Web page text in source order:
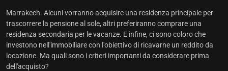
Marrakech. Alcuni vorranno acquisire una residenza principale per
trascorrere la pensione al sole, altri preferiranno comprare una
residenza secondaria per le vacanze. E infine, ci sono coloro che
investono nell'immobiliare con l'obiettivo di ricavarne un reddito da
locazione. Ma quali sono i criteri importanti da considerare prima
dell'acquisto?